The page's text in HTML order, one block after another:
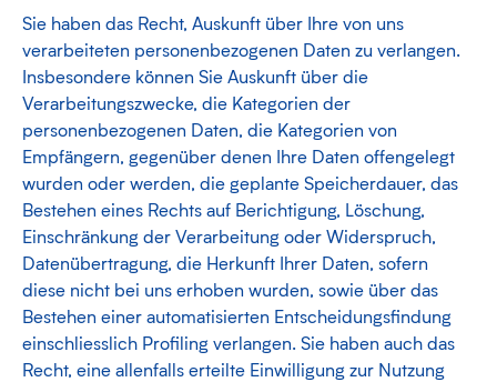
Sie haben das Recht, Auskunft über Ihre von uns
verarbeiteten personenbezogenen Daten zu verlangen.
Insbesondere können Sie Auskunft über die
Verarbeitungszwecke, die Kategorien der
personenbezogenen Daten, die Kategorien von
Empfängern, gegenüber denen Ihre Daten offengelegt
wurden oder werden, die geplante Speicherdauer, das
Bestehen eines Rechts auf Berichtigung, Löschung,
Einschränkung der Verarbeitung oder Widerspruch,
Datenübertragung, die Herkunft Ihrer Daten, sofern
diese nicht bei uns erhoben wurden, sowie über das
Bestehen einer automatisierten Entscheidungsfindung
einschliesslich Profiling verlangen. Sie haben auch das
Recht, eine allenfalls erteilte Einwilligung zur Nutzung